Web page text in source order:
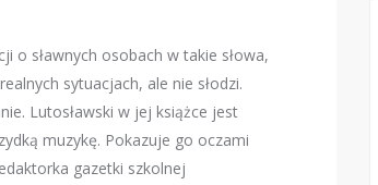
o sławnych osobach w takie słowa,
sytuacjach, ale nie słodzi.
Lutosławski w jej książce jest
muzykę. Pokazuje go oczami
gazetki szkolnej